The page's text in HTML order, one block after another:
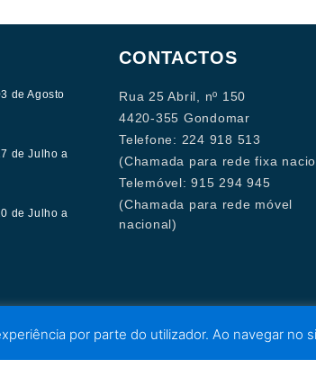
de Agosto
de Julho a
de Julho a
CONTACTOS
Rua 25 Abril, nº 150
4420-355 Gondomar
Telefone: 224 918 513
(Chamada para rede fixa
Telemóvel: 915 294 945
(Chamada para rede móvel
nacional)
por parte do utilizador. Ao navegar no